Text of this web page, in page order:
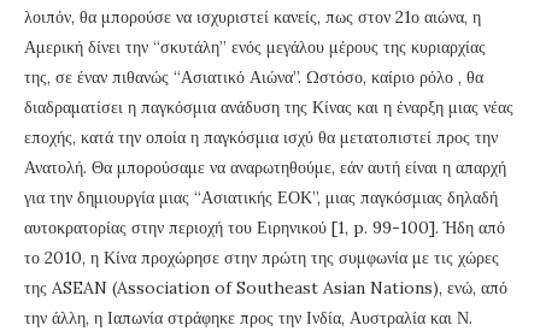
λοιπόν, θα μπορούσε να ισχυριστεί κανείς, πως στον 21ο αιώνα, η
Αμερική δίνει την “σκυτάλη” ενός μεγάλου μέρους της κυριαρχίας
της, σε έναν πιθανώς “Ασιατικό Αιώνα”. Ωστόσο, καίριο ρόλο , θα
διαδραματίσει η παγκόσμια ανάδυση της Κίνας και η έναρξη μιας νέας
εποχής, κατά την οποία η παγκόσμια ισχύ θα μετατοπιστεί προς την
Ανατολή. Θα μπορούσαμε να αναρωτηθούμε, εάν αυτή είναι η απαρχή
για την δημιουργία μιας “Ασιατικής ΕΟΚ”, μιας παγκόσμιας δηλαδή
αυτοκρατορίας στην περιοχή του Ειρηνικού [1, p. 99-100]. Ήδη από
το 2010, η Κίνα προχώρησε στην πρώτη της συμφωνία με τις χώρες
της ASEAN (Association of Southeast Asian Nations), ενώ, από
την άλλη, η Ιαπωνία στράφηκε προς την Ινδία, Αυστραλία και Ν.